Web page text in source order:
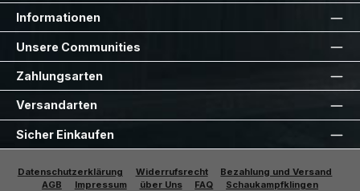
Informationen
Unsere Communities
Zahlungsarten
Versandarten
Sicher Einkaufen
Datenschutzerklärung Widerrufsrecht
Bezahlung und Versand
AGB
Impressum über Uns FAQ Schaukampfklingen